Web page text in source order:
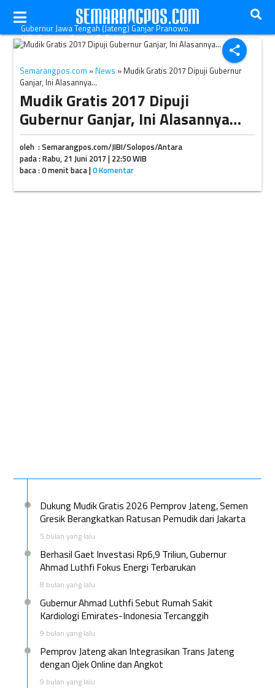
share
Gubernur Jawa Tengah (Jateng) Ganjar Pranowo.
(JIBI/Solopos/Antara/R. Rekotomo)
Semarangpos.com » News » Mudik Gratis 2017 Dipuji Gubernur
Ganjar, Ini Alasannya…
Mudik Gratis 2017 Dipuji
Gubernur Ganjar, Ini Alasannya…
oleh : Semarangpos.com/JIBI/Solopos/Antara
pada : Rabu, 21 Juni 2017 | 22:50 WIB
baca : 0 menit baca |0 Komentar
Dukung Mudik Gratis 2026 Pemprov Jateng, Semen
Gresik Berangkatkan Ratusan Pemudik dari Jakarta
5 bulan yang lalu
Berhasil Gaet Investasi Rp6,9 Triliun, Gubernur
Ahmad Luthfi Fokus Energi Terbarukan
8 bulan yang lalu
Gubernur Ahmad Luthfi Sebut Rumah Sakit
Kardiologi Emirates-Indonesia Tercanggih
9 bulan yang lalu
Pemprov Jateng akan Integrasikan Trans Jateng
dengan Ojek Online dan Angkot
9 bulan yang lalu